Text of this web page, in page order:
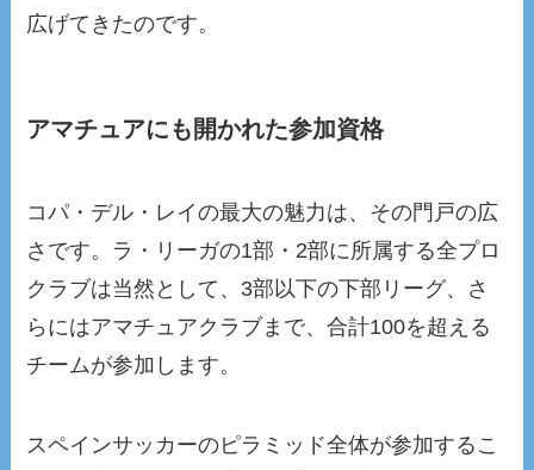
広げてきたのです。
アマチュアにも開かれた参加資格
コパ・デル・レイの最大の魅力は、その門戸の広
さです。ラ・リーガの1部・2部に所属する全プロ
クラブは当然として、3部以下の下部リーグ、さ
らにはアマチュアクラブまで、合計100を超える
チームが参加します。
スペインサッカーのピラミッド全体が参加するこ